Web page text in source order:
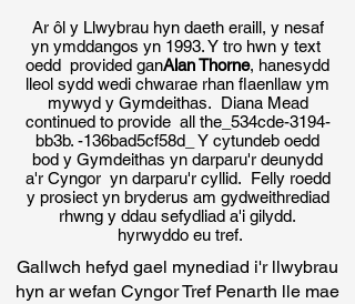
Ar ôl y Llwybrau hyn daeth eraill, y nesaf
yn ymddangos yn 1993. Y tro hwn y text
oedd provided ganAlan Thorne, hanesydd
lleol sydd wedi chwarae rhan flaenllaw ym
mywyd y Gymdeithas. Diana Mead
continued to provide all the_534cde-3194-
bb3b. -136bad5cf58d_ Y cytundeb oedd
bod y Gymdeithas yn darparu'r deunydd
a'r Cyngor yn darparu'r cyllid. Felly roedd
y prosiect yn bryderus am gydweithrediad
rhwng y ddau sefydliad a'i gilydd.
hyrwyddo eu tref.
Gallwch hefyd gael mynediad i'r llwybrau
hyn ar wefan Cyngor Tref Penarth lle mae